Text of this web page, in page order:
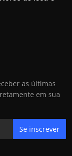
as últimas
em sua
Se inscrever